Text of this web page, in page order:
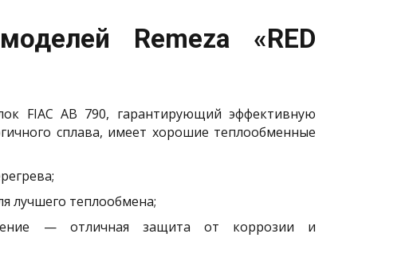
Remeza «RED
FIAC AB 790, гарантирующий эффективную
сплава, имеет хорошие теплообменные
лучшего теплообмена;
— отличная защита от коррозии и